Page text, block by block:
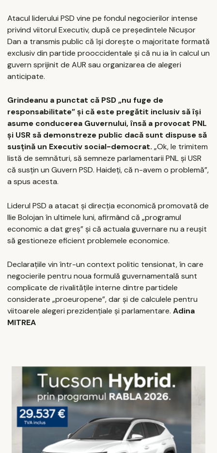
Atacul liderului PSD vine pe fondul negocierilor intense
privind viitorul Executiv, după ce președintele Nicușor
Dan a transmis public că își dorește o majoritate formată
exclusiv din partide prooccidentale și că nu ia în calcul un
guvern sprijinit de AUR sau organizarea de alegeri
anticipate.
Grindeanu a punctat că PSD „nu fuge de
responsabilitate” și că este pregătit inclusiv să își
asume conducerea Guvernului, însă a provocat PNL
și USR să demonstreze public dacă sunt dispuse să
susțină un Executiv social-democrat. „Ok, le trimitem
listă de semnături, să semneze parlamentarii PNL și USR
că susțin un Guvern PSD. Haideți, că n-avem o problemă”,
a spus acesta.
Liderul PSD a atacat și direcția economică promovată de
Ilie Bolojan în ultimele luni, afirmând că „programul
economic a dat greș” și că actuala guvernare nu a reușit
să gestioneze eficient problemele economice.
Declarațiile vin într-un context politic tensionat, în care
negocierile pentru noua formulă guvernamentală sunt
complicate de rivalitățile interne dintre partidele
considerate „proeuropene”, dar și de calculele pentru
viitoarele alegeri prezidențiale și parlamentare. Adina
MITREA